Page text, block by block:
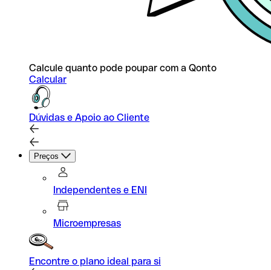
Calcule quanto pode poupar com a Qonto
Calcular
Dúvidas e Apoio ao Cliente
Preços
Independentes e ENI
Microempresas
Encontre o plano ideal para si